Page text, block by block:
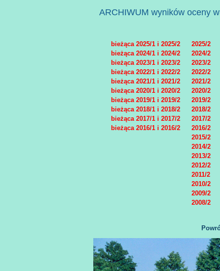
ARCHIWUM wyników oceny
bieżąca 2025/1 i 2025/2
2025/2
bieżąca 2024/1 i 2024/2
2024/2
bieżąca 2023/1 i 2023/2
2023/2
bieżąca 2022/1 i 2022/2
2022/2
bieżąca 2021/1 i 2021/2
2021/2
bieżąca 2020/1 i 2020/2
2020/2
bieżąca 2019/1 i 2019/2
2019/2
bieżąca 2018/1 i 2018/2
2018/2
bieżąca 2017/1 i 2017/2
2017/2
bieżąca 2016/1 i 2016/2
2016/2
2015/2
2014/2
2013/2
2012/2
2011/2
2010/2
2009/2
2008/2